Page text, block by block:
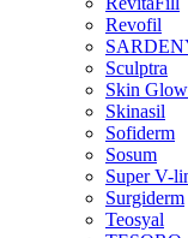
Revofil
Sculptra
Skin
Skinasil
Sofiderm
Sosum
Super V-
Surgiderm
Teosyal